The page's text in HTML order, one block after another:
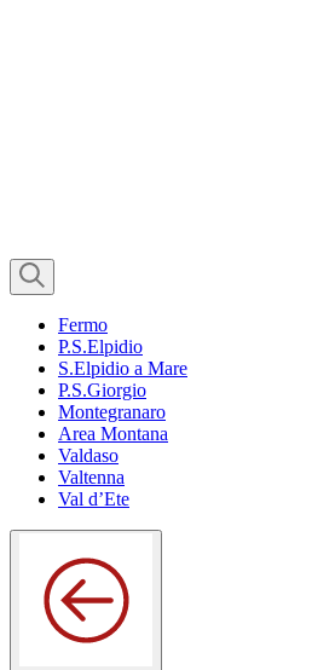
Fermo
P.S.Elpidio
S.Elpidio a Mare
P.S.Giorgio
Montegranaro
Area Montana
Valdaso
Valtenna
Val d’Ete